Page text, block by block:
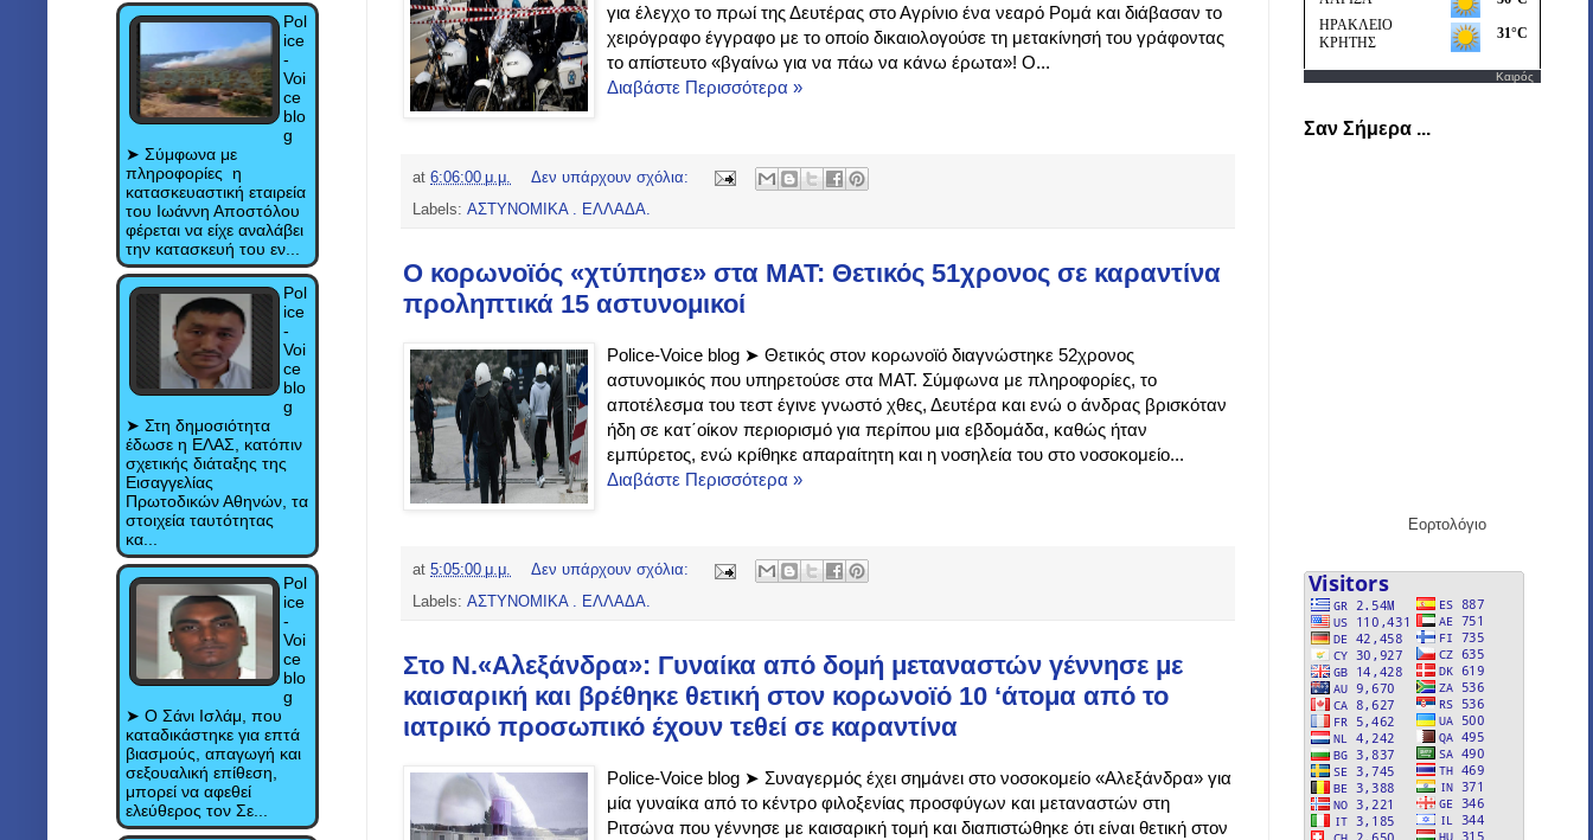
για έλεγχο το πρωί της Δευτέρας στο Αγρίνιο ένα νεαρό Ρομά και διάβασαν το
χειρόγραφο έγγραφο με το οποίο δικαιολογούσε τη μετακίνησή του γράφοντας
το απίστευτο «βγαίνω για να πάω να κάνω έρωτα»! Ο...
Διαβάστε Περισσότερα »
at 6:06:00 μ.μ.
Δεν υπάρχουν σχόλια:
Labels: ΑΣΤΥΝΟΜΙΚΑ . ΕΛΛΑΔΑ.
Ο κορωνοϊός «χτύπησε» στα ΜΑΤ: Θετικός 51χρονος σε καραντίνα
προληπτικά 15 αστυνομικοί
Police-Voice blog ➤ Θετικός στον κορωνοϊό διαγνώστηκε 52χρονος
αστυνομικός που υπηρετούσε στα ΜΑΤ. Σύμφωνα με πληροφορίες, το
αποτέλεσμα του τεστ έγινε γνωστό χθες, Δευτέρα και ενώ ο άνδρας βρισκόταν
ήδη σε κατ΄οίκον περιορισμό για περίπου μια εβδομάδα, καθώς ήταν
εμπύρετος, ενώ κρίθηκε απαραίτητη και η νοσηλεία του στο νοσοκομείο...
Διαβάστε Περισσότερα »
at 5:05:00 μ.μ.
Δεν υπάρχουν σχόλια:
Labels: ΑΣΤΥΝΟΜΙΚΑ . ΕΛΛΑΔΑ.
Στο Ν.«Αλεξάνδρα»: Γυναίκα από δομή μεταναστών γέννησε με
καισαρική και βρέθηκε θετική στον κορωνοϊό 10 ‘άτομα από το
ιατρικό προσωπικό έχουν τεθεί σε καραντίνα
Police-Voice blog ➤ Συναγερμός έχει σημάνει στο νοσοκομείο «Αλεξάνδρα» για
μία γυναίκα από το κέντρο φιλοξενίας προσφύγων και μεταναστών στη
Ριτσώνα που γέννησε με καισαρική τομή και διαπιστώθηκε ότι είναι θετική στον
Pol
ice
-
Voi
ce
blo
g
➤ Σύμφωνα με
πληροφορίες η
κατασκευαστική εταιρεία
του Ιωάννη Αποστόλου
φέρεται να είχε αναλάβει
την κατασκευή του εν...
Pol
ice
-
Voi
ce
blo
g
➤ Στη δημοσιότητα
έδωσε η ΕΛΑΣ, κατόπιν
σχετικής διάταξης της
Εισαγγελίας
Πρωτοδικών Αθηνών, τα
στοιχεία ταυτότητας
κα...
Pol
ice
-
Voi
ce
blo
g
➤ Ο Σάνι Ισλάμ, που
καταδικάστηκε για επτά
βιασμούς, απαγωγή και
σεξουαλική επίθεση,
μπορεί να αφεθεί
ελεύθερος τον Σε...
Καιρός
Σαν Σήμερα ...
Εορτολόγιο